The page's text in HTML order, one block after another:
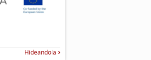
Hideandola